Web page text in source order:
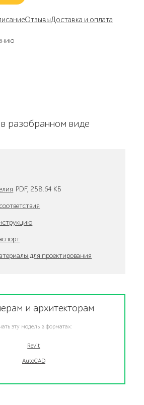
ОтзывыДоставка и оплата
разобранном виде
PDF, 258.64 KБ
для проектирования
и архитекторам
эту модель в форматах:
Revit
AutoCAD